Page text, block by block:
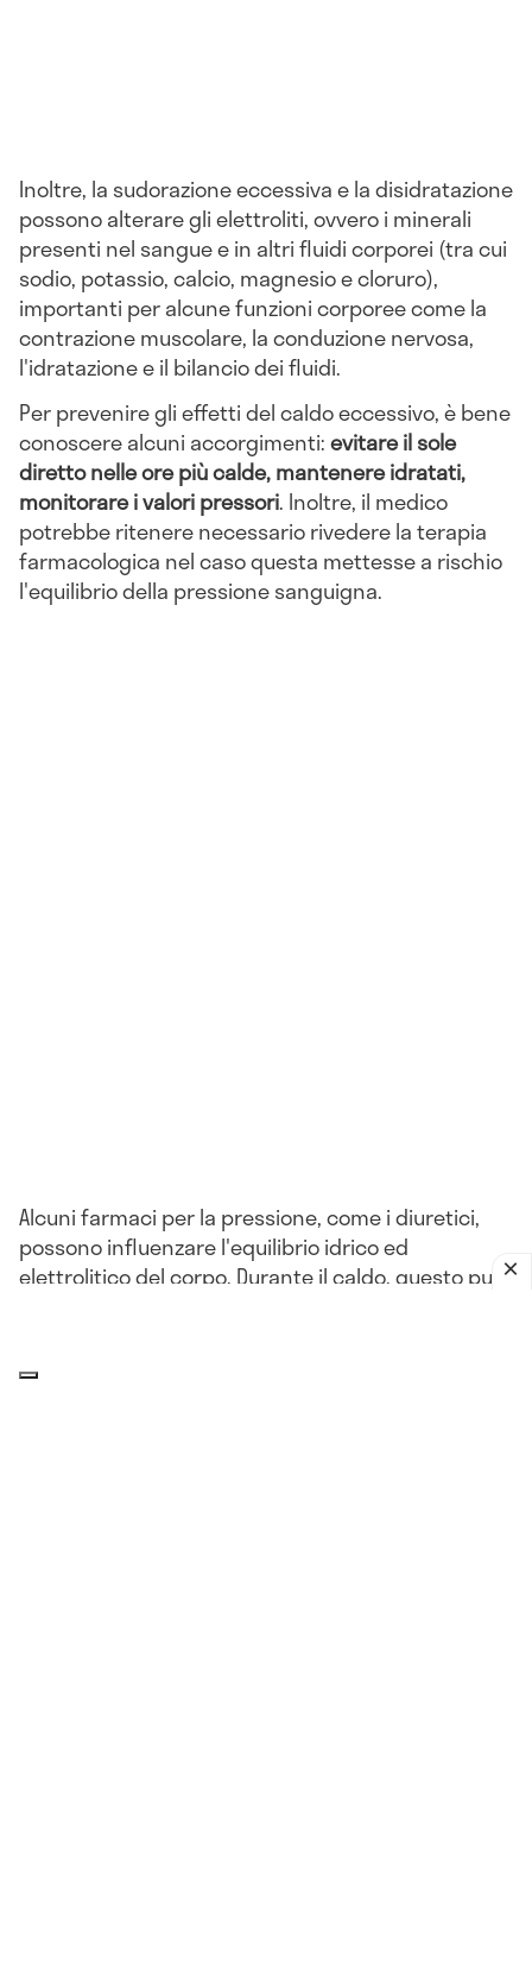
Inoltre, la sudorazione eccessiva e la disidratazione
possono alterare gli elettroliti, ovvero i minerali
presenti nel sangue e in altri fluidi corporei (tra cui
sodio, potassio, calcio, magnesio e cloruro),
importanti per alcune funzioni corporee come la
contrazione muscolare, la conduzione nervosa,
l'idratazione e il bilancio dei fluidi.
Per prevenire gli effetti del caldo eccessivo, è bene
conoscere alcuni accorgimenti:evitare il sole
diretto nelle ore più calde, mantenere idratati,
monitorare i valori pressori. Inoltre, il medico
potrebbe ritenere necessario rivedere la terapia
farmacologica nel caso questa mettesse a rischio
l'equilibrio della pressione sanguigna.
Alcuni farmaci per la pressione, come i diuretici,
possono influenzare l'equilibrio idrico ed
elettrolitico del corpo. Durante il caldo, questo può